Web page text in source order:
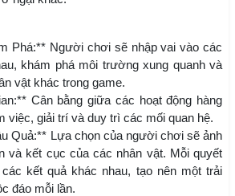
Phá:** Người chơi sẽ nhập vai vào các
khám phá môi trường xung quanh và
vật khác trong game.
Cân bằng giữa các hoạt động hàng
việc, giải trí và duy trì các mối quan hệ.
Quả:** Lựa chọn của người chơi sẽ ảnh
và kết cục của các nhân vật. Mỗi quyết
kết quả khác nhau, tạo nên một trải
đáo mỗi lần.